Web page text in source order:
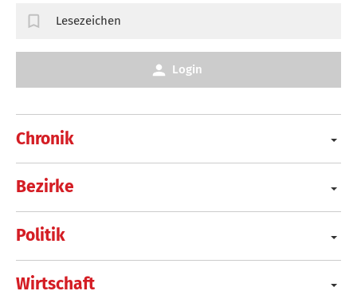
Chronik
Bezirke
Politik
Wirtschaft
Lesezeichen
Login